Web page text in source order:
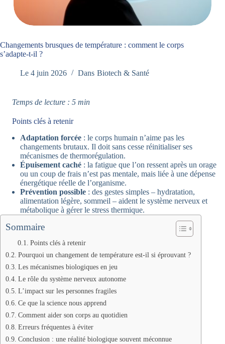
Changements brusques de température : comment le corps
s’adapte-t-il ?
Le 4 juin 2026 Dans Biotech & Santé
Temps de lecture : 5 min
Points clés à retenir
Adaptation forcée : le corps humain n’aime pas les
changements brutaux. Il doit sans cesse réinitialiser ses
mécanismes de thermorégulation.
Épuisement caché : la fatigue que l’on ressent après un orage
ou un coup de frais n’est pas mentale, mais liée à une dépense
énergétique réelle de l’organisme.
Prévention possible : des gestes simples – hydratation,
alimentation légère, sommeil – aident le système nerveux et
métabolique à gérer le stress thermique.
Sommaire
Points clés à retenir
Pourquoi un changement de température est-il si éprouvant ?
Les mécanismes biologiques en jeu
Le rôle du système nerveux autonome
L’impact sur les personnes fragiles
Ce que la science nous apprend
Comment aider son corps au quotidien
Erreurs fréquentes à éviter
Conclusion : une réalité biologique souvent méconnue